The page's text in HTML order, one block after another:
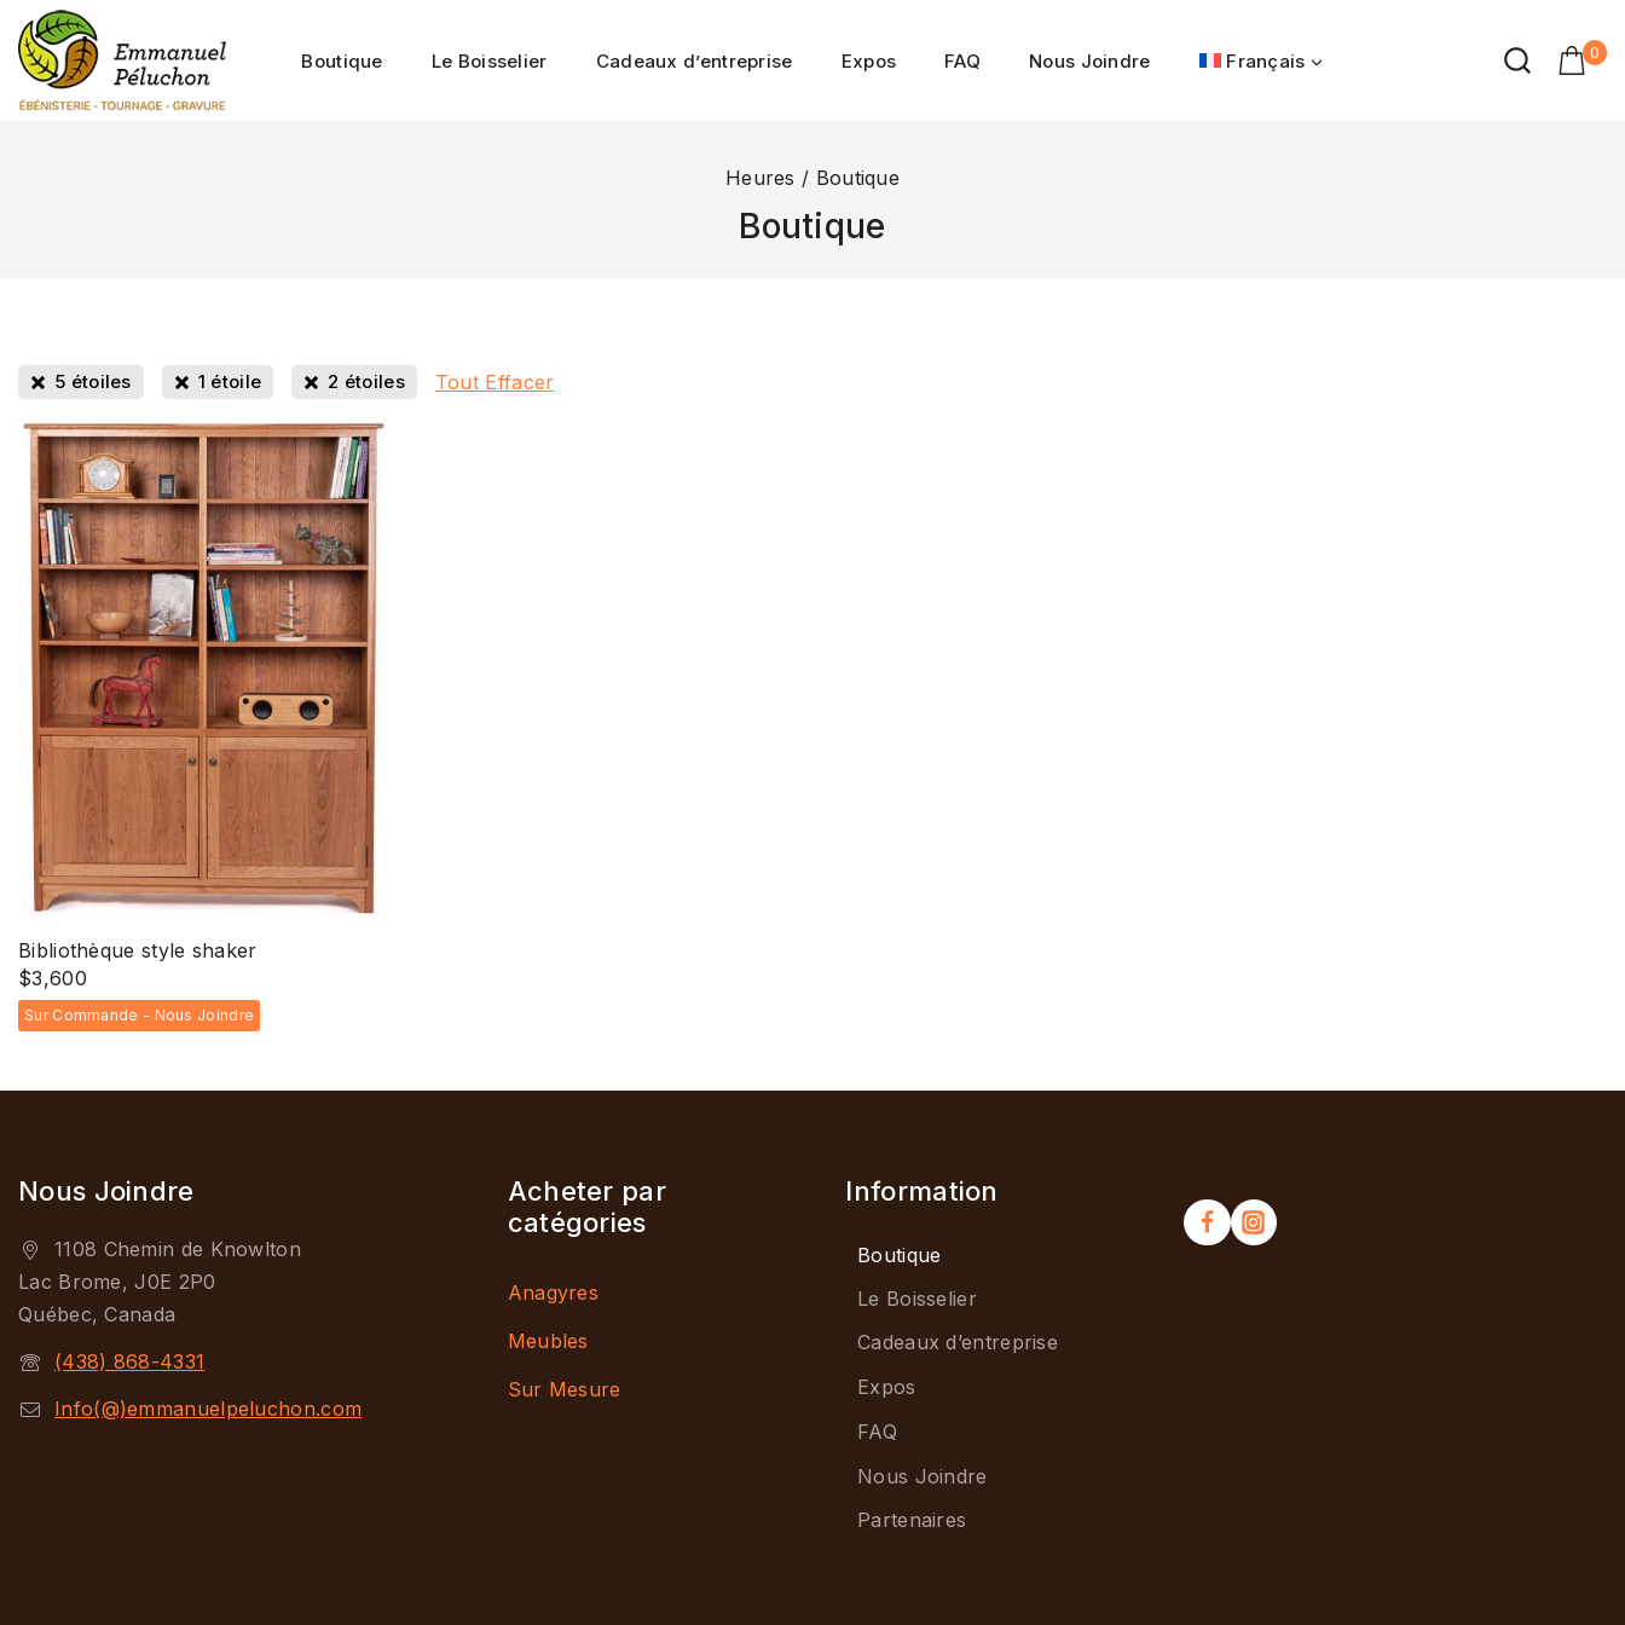
Boutique Le Boisselier Cadeaux d’entreprise Expos FAQ Nous Joindre Français 0
Heures / Boutique
Boutique
5 étoiles 1 étoile 2 étoiles Tout Effacer
Bibliothèque style shaker
$3,600
Sur Commande - Nous Joindre
Nous Joindre
1108 Chemin de Knowlton
Lac Brome, J0E 2P0
Québec, Canada
(438) 868-4331
Info(@)emmanuelpeluchon.com
Acheter par
catégories
Anagyres
Meubles
Sur Mesure
Information
Boutique
Le Boisselier
Cadeaux d’entreprise
Expos
FAQ
Nous Joindre
Partenaires